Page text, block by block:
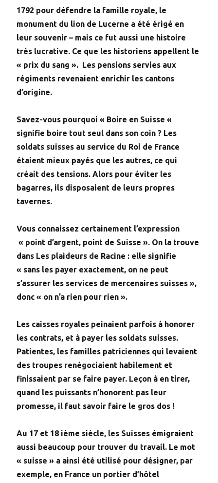
1792 pour défendre la famille royale, le
monument du lion de Lucerne a été érigé en
leur souvenir – mais ce fut aussi une histoire
très lucrative. Ce que les historiens appellent le
« prix du sang ». Les pensions servies aux
régiments revenaient enrichir les cantons
d’origine.
Savez-vous pourquoi « Boire en Suisse «
signifie boire tout seul dans son coin ? Les
soldats suisses au service du Roi de France
étaient mieux payés que les autres, ce qui
créait des tensions. Alors pour éviter les
bagarres, ils disposaient de leurs propres
tavernes.
Vous connaissez certainement l’expression
« point d’argent, point de Suisse ». On la trouve
dans Les plaideurs de Racine : elle signifie
« sans les payer exactement, on ne peut
s’assurer les services de mercenaires suisses »,
donc « on n’a rien pour rien ».
Les caisses royales peinaient parfois à honorer
les contrats, et à payer les soldats suisses.
Patientes, les familles patriciennes qui levaient
des troupes renégociaient habilement et
finissaient par se faire payer. Leçon à en tirer,
quand les puissants n’honorent pas leur
promesse, il faut savoir faire le gros dos !
Au 17 et 18 ième siècle, les Suisses émigraient
aussi beaucoup pour trouver du travail. Le mot
« suisse » a ainsi été utilisé pour désigner, par
exemple, en France un portier d’hôtel